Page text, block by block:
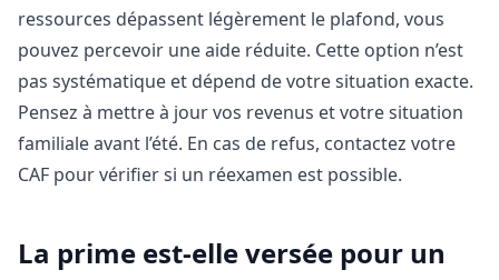
ressources dépassent légèrement le plafond, vous
pouvez percevoir une aide réduite. Cette option n’est
pas systématique et dépend de votre situation exacte.
Pensez à mettre à jour vos revenus et votre situation
familiale avant l’été. En cas de refus, contactez votre
CAF pour vérifier si un réexamen est possible.
La prime est-elle versée pour un